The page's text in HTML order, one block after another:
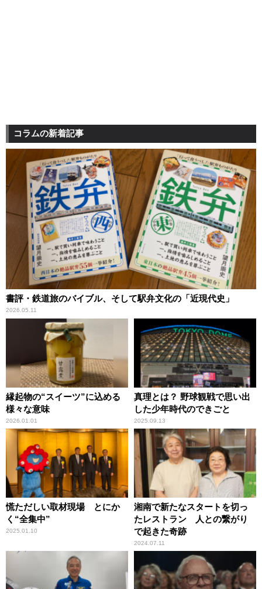
コラムの新着記事
書評・鉄道旅のバイブル、そして駅弁文化の「近現代史」
2026.05.11
縁起物の“スイーツ”に込める
様々な意味
2026.01.01
真理とは？ 野球観戦で思い出
した少年時代のできごと
2025.09.13
慌ただしい取材現場 とにか
く“全集中”
2025.01.10
湘南で新たなスタートを切っ
たレストラン 人との繋がり
で起きた奇跡
2024.07.11